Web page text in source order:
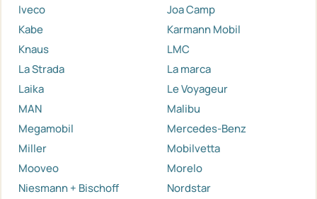
Iveco
Joa Camp
Kabe
Karmann Mobil
Knaus
LMC
La Strada
La marca
Laika
Le Voyageur
MAN
Malibu
Megamobil
Mercedes-Benz
Miller
Mobilvetta
Mooveo
Morelo
Niesmann + Bischoff
Nordstar